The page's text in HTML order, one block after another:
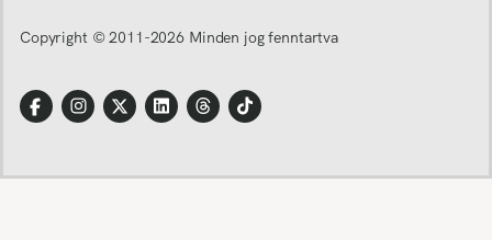
Copyright © 2011-2026 Minden jog fenntartva